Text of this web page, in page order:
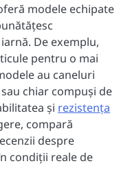
modele echipate
De exemplu,
pentru o mai
au caneluri
chiar compuși de
și rezistența
compară
despre
condiții reale de